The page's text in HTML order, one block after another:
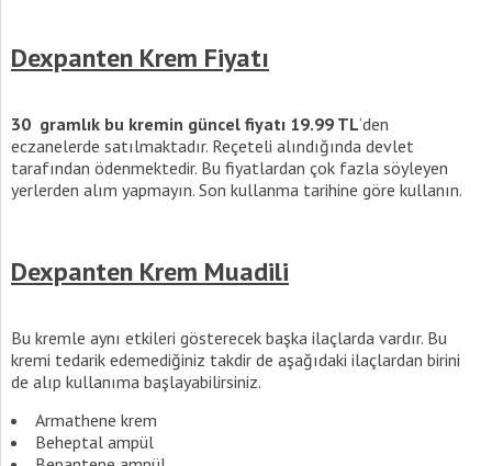
Dexpanten Krem Fiyatı
30 gramlık bu kremin güncel fiyatı 19.99 TL‘den
eczanelerde satılmaktadır. Reçeteli alındığında devlet
tarafından ödenmektedir. Bu fiyatlardan çok fazla söyleyen
yerlerden alım yapmayın. Son kullanma tarihine göre kullanın.
Dexpanten Krem Muadili
Bu kremle aynı etkileri gösterecek başka ilaçlarda vardır. Bu
kremi tedarik edemediğiniz takdir de aşağıdaki ilaçlardan birini
de alıp kullanıma başlayabilirsiniz.
Armathene krem
Beheptal ampül